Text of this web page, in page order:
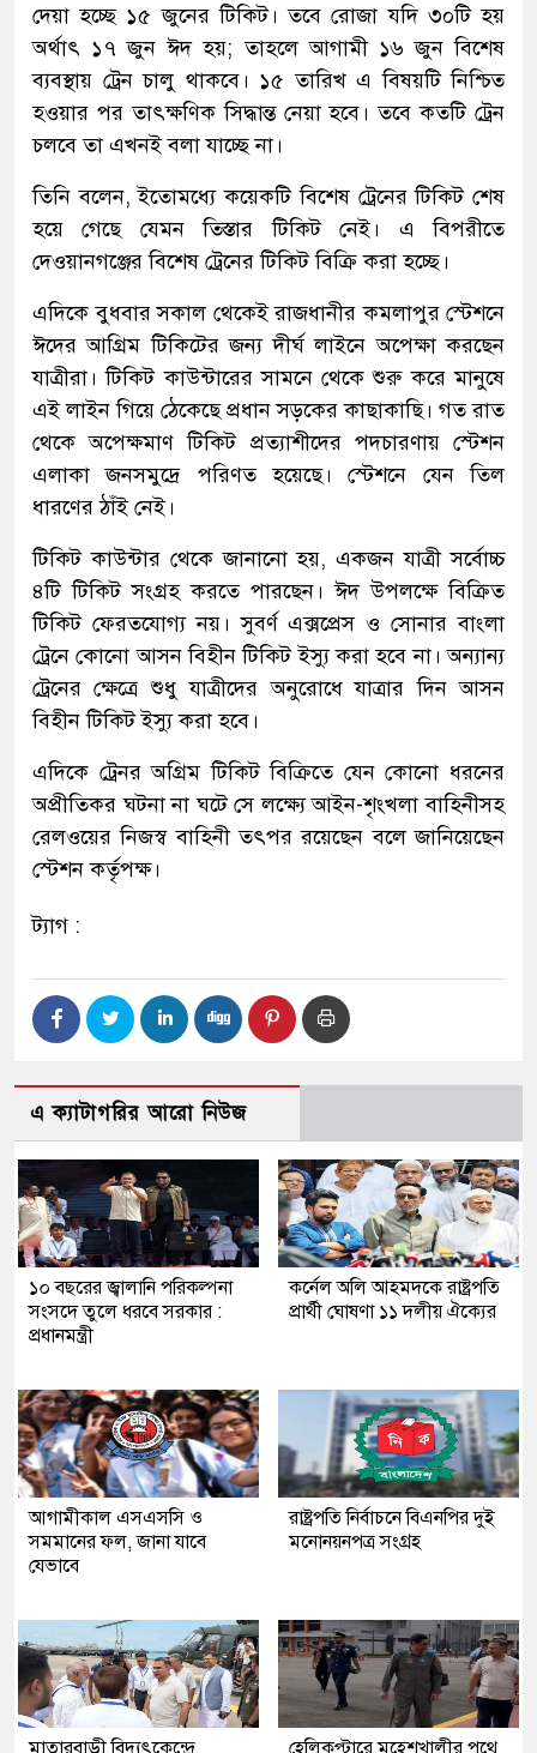
দেয়া হচ্ছে ১৫ জুনের টিকিট। তবে রোজা যদি ৩০টি হয়
অর্থাৎ ১৭ জুন ঈদ হয়; তাহলে আগামী ১৬ জুন বিশেষ
ব্যবস্থায় ট্রেন চালু থাকবে। ১৫ তারিখ এ বিষয়টি নিশ্চিত
হওয়ার পর তাৎক্ষণিক সিদ্ধান্ত নেয়া হবে। তবে কতটি ট্রেন
চলবে তা এখনই বলা যাচ্ছে না।
তিনি বলেন, ইতোমধ্যে কয়েকটি বিশেষ ট্রেনের টিকিট শেষ
হয়ে গেছে যেমন তিস্তার টিকিট নেই। এ বিপরীতে
দেওয়ানগঞ্জের বিশেষ ট্রেনের টিকিট বিক্রি করা হচ্ছে।
এদিকে বুধবার সকাল থেকেই রাজধানীর কমলাপুর স্টেশনে
ঈদের আগ্রিম টিকিটের জন্য দীর্ঘ লাইনে অপেক্ষা করছেন
যাত্রীরা। টিকিট কাউন্টারের সামনে থেকে শুরু করে মানুষে
এই লাইন গিয়ে ঠেকেছে প্রধান সড়কের কাছাকাছি। গত রাত
থেকে অপেক্ষমাণ টিকিট প্রত্যাশীদের পদচারণায় স্টেশন
এলাকা জনসমুদ্রে পরিণত হয়েছে। স্টেশনে যেন তিল
ধারণের ঠাঁই নেই।
টিকিট কাউন্টার থেকে জানানো হয়, একজন যাত্রী সর্বোচ্চ
৪টি টিকিট সংগ্রহ করতে পারছেন। ঈদ উপলক্ষে বিক্রিত
টিকিট ফেরতযোগ্য নয়। সুবর্ণ এক্সপ্রেস ও সোনার বাংলা
ট্রেনে কোনো আসন বিহীন টিকিট ইস্যু করা হবে না। অন্যান্য
ট্রেনের ক্ষেত্রে শুধু যাত্রীদের অনুরোধে যাত্রার দিন আসন
বিহীন টিকিট ইস্যু করা হবে।
এদিকে ট্রেনর অগ্রিম টিকিট বিক্রিতে যেন কোনো ধরনের
অপ্রীতিকর ঘটনা না ঘটে সে লক্ষ্যে আইন-শৃংখলা বাহিনীসহ
রেলওয়ের নিজস্ব বাহিনী তৎপর রয়েছেন বলে জানিয়েছেন
স্টেশন কর্তৃপক্ষ।
ট্যাগ :
এ ক্যাটাগরির আরো নিউজ
১০ বছরের জ্বালানি পরিকল্পনা
সংসদে তুলে ধরবে সরকার :
প্রধানমন্ত্রী
কর্নেল অলি আহমদকে রাষ্ট্রপতি
প্রার্থী ঘোষণা ১১ দলীয় ঐক্যের
আগামীকাল এসএসসি ও
সমমানের ফল, জানা যাবে
যেভাবে
রাষ্ট্রপতি নির্বাচনে বিএনপির দুই
মনোনয়নপত্র সংগ্রহ
মাতারবাড়ী বিদ্যুৎকেন্দ্রে হেলিকপ্টারে মহেশখালীর পথে